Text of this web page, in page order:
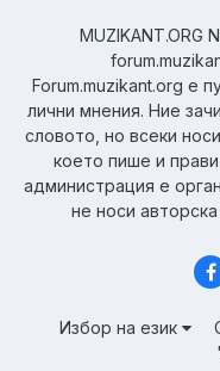
MUZIKANT.ORG
Forum.muzikant.org е
лични мнения. Ние
словото, но всеки
което пише и
администрация е
не носи
Избор на език